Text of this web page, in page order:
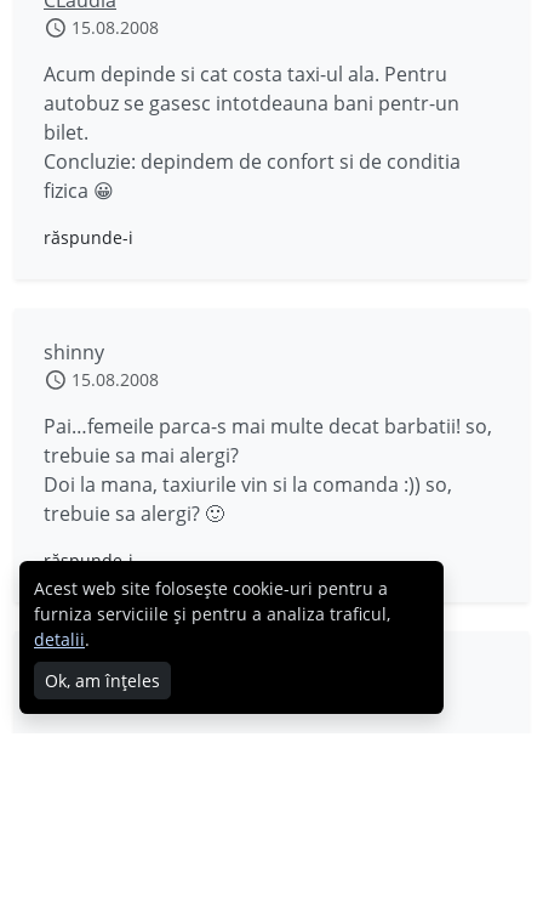
15.08.2008
Acum depinde si cat costa taxi-ul ala. Pentru
autobuz se gasesc intotdeauna bani pentr-un
bilet.
Concluzie: depindem de confort si de conditia
fizica 😀
răspunde-i
shinny
15.08.2008
Pai…femeile parca-s mai multe decat barbatii! so,
trebuie sa mai alergi?
Doi la mana, taxiurile vin si la comanda :)) so,
trebuie sa alergi? 🙂
răspunde-i
cabral.ro &raquo; Marie, la multi ani fata!
15.08.2008
Acest web site folosește cookie-uri pentru a
furniza serviciile și pentru a analiza traficul,
detalii.
Ok, am înțeles